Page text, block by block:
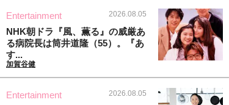
Entertainment 2026.08.05
NHK朝ドラ『風、薫る』の威厳あ
る病院長は筒井道隆（55）。『あ
す...
加賀谷健
Entertainment 2026.08.05